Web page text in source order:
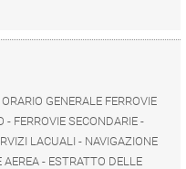
ORARIO GENERALE FERROVIE
- FERROVIE SECONDARIE -
LACUALI - NAVIGAZIONE
- ESTRATTO DELLE